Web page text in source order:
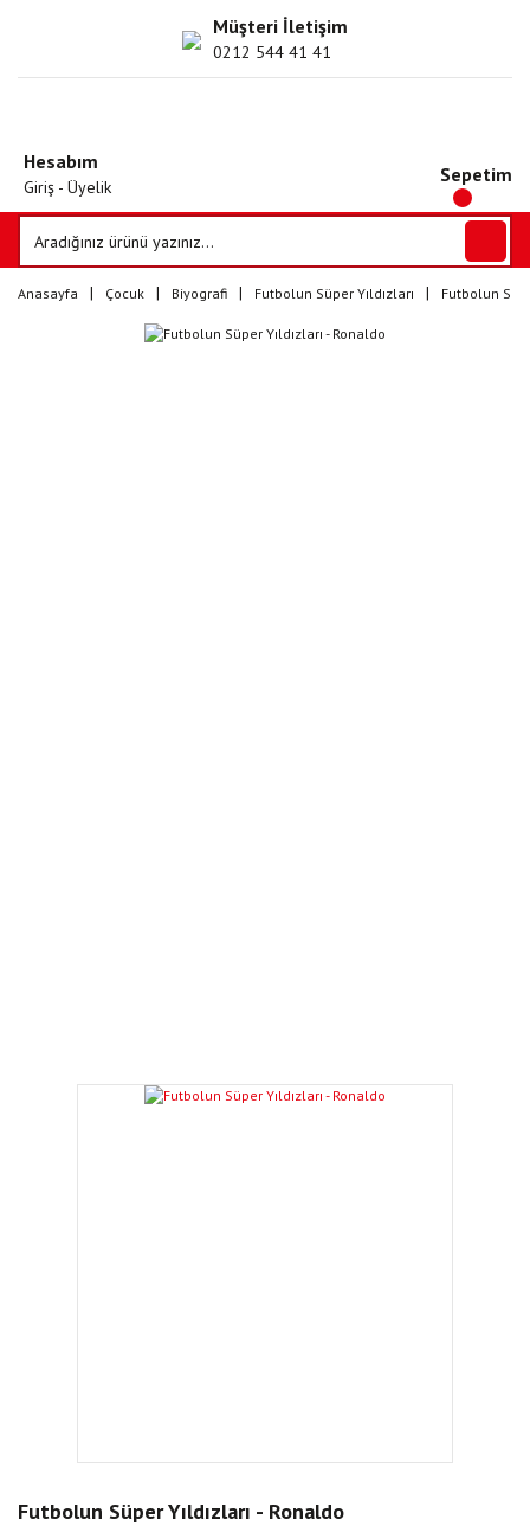
Müşteri İletişim
0212 544 41 41
Hesabım
Giriş - Üyelik
Sepetim
Anasayfa Çocuk Biyografi Futbolun Süper Yıldızları Futbolun
Futbolun Süper Yıldızları - Ronaldo